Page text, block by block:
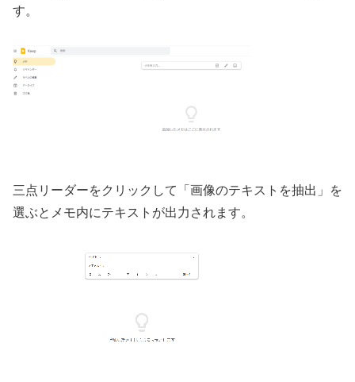
す。
三点リーダーをクリックして「画像のテキストを抽出」を
選ぶとメモ内にテキストが出力されます。